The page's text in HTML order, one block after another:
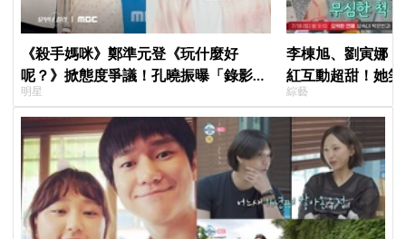
《殺手媽咪》鄭準元登《玩什麼好
呢？》掀態度爭議！孔曉振曝「錄影後
真的吐了」心疼喊：沒能救你
明星
李棟旭、劉寅娜
紅互動超甜！她
的夫妻」
綜藝